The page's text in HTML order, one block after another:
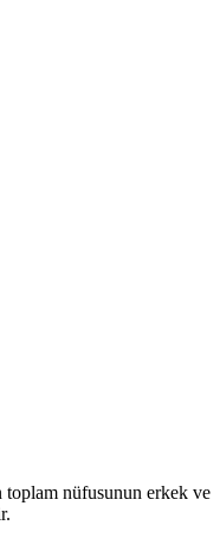
toplam nüfusunun erkek ve